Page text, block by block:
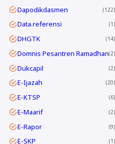
Dapodikdasmen 122
Data.referensi 1
DHGTK 14
Domnis Pesantren Ramadhan 2
Dukcapil 2
E-Ijazah 20
E-KTSP 6
E-Maarif 2
E-Rapor 9
E-SKP 1